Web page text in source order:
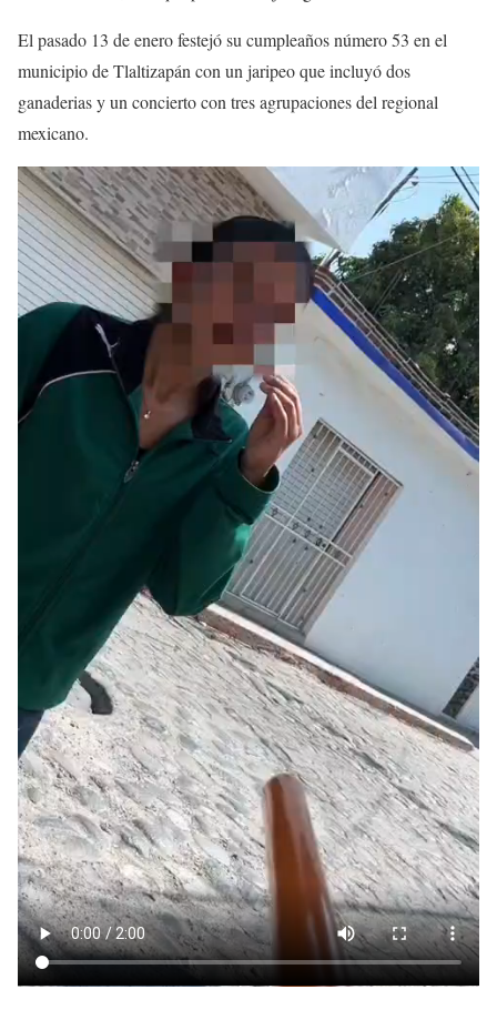
El pasado 13 de enero festejó su cumpleaños número 53 en el
municipio de Tlaltizapán con un jaripeo que incluyó dos
ganaderias y un concierto con tres agrupaciones del regional
mexicano.